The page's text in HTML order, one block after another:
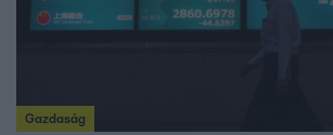
Gazdaság